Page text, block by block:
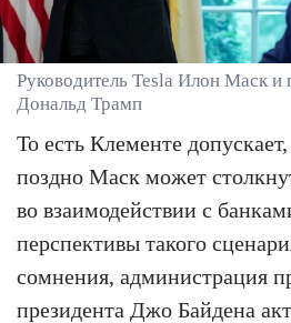
Руководитель Tesla Илон Маск
Дональд Трамп
То есть Клементе
поздно Маск может
во взаимодействии с
перспективы такого
сомнения, администрация
президента Джо Байдена